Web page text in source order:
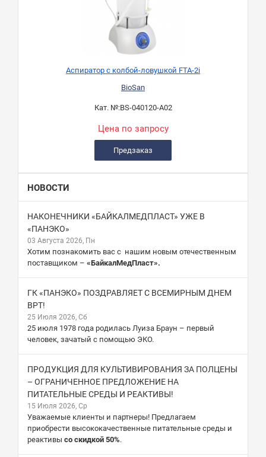
Аспиратор с колбой-ловушкой FTA-2i
BioSan
Кат. №:BS-040120-A02
Цена по запросу
Предзаказ
НОВОСТИ
НАКОНЕЧНИКИ «БАЙКАЛМЕДПЛАСТ» УЖЕ В
«ПАНЭКО»
03 Августа 2026, Пн
Хотим познакомить вас с нашим новым отечественным
поставщиком – «БайкалМедПласт».
ГК «ПАНЭКО» ПОЗДРАВЛЯЕТ С ВСЕМИРНЫМ ДНЕМ
ВРТ!
25 Июля 2026, Сб
25 июля 1978 года родилась Луиза Браун – первый
человек, зачатый с помощью ЭКО.
ПРОДУКЦИЯ ДЛЯ КУЛЬТИВИРОВАНИЯ ЗА ПОЛЦЕНЫ
– ОГРАНИЧЕННОЕ ПРЕДЛОЖЕНИЕ НА
ПИТАТЕЛЬНЫЕ СРЕДЫ И РЕАКТИВЫ!
15 Июля 2026, Ср
Уважаемые клиенты и партнеры! Предлагаем
приобрести высококачественные питательные среды и
реактивы со скидкой 50%.